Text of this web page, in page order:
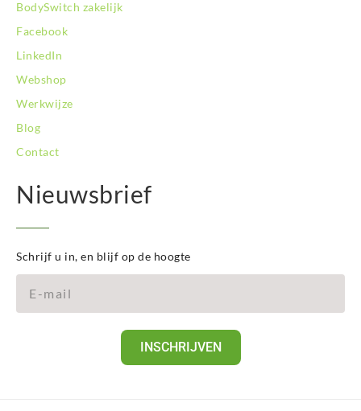
BodySwitch zakelijk
Facebook
LinkedIn
Webshop
Werkwijze
Blog
Contact
Nieuwsbrief
Schrijf u in, en blijf op de hoogte
INSCHRIJVEN